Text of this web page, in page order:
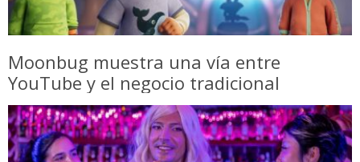
Moonbug muestra una vía entre
YouTube y el negocio tradicional